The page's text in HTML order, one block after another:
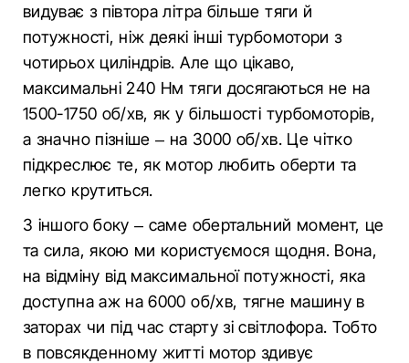
видуває з півтора літра більше тяги й
потужності, ніж деякі інші турбомотори з
чотирьох циліндрів. Але що цікаво,
максимальні 240 Нм тяги досягаються не на
1500-1750 об/хв, як у більшості турбомоторів,
а значно пізніше – на 3000 об/хв. Це чітко
підкреслює те, як мотор любить оберти та
легко крутиться.
З іншого боку – саме обертальний момент, це
та сила, якою ми користуємося щодня. Вона,
на відміну від максимальної потужності, яка
доступна аж на 6000 об/хв, тягне машину в
заторах чи під час старту зі світлофора. Тобто
в повсякденному житті мотор здивує